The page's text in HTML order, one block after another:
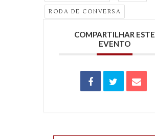
RODA DE CONVERSA
COMPARTILHAR ESTE
EVENTO